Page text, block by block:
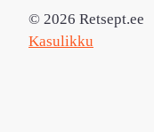
© 2026 Retsept.ee
Kasulikku